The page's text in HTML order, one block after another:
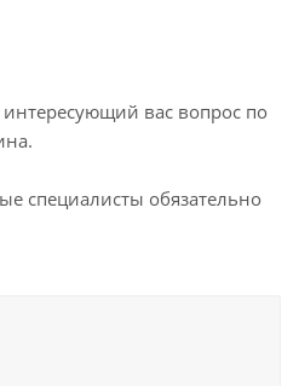
вас вопрос по
специалисты обязательно